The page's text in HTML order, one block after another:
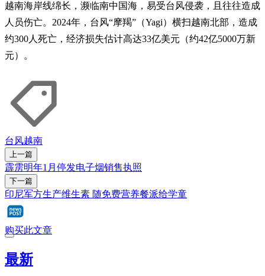
越南海岸线绵长，濒临南中国海，易受台风侵袭，且往往造成
人员伤亡。2024年，台风“摩羯”（Yagi）横扫越南北部，造成
约300人死亡，经济损失估计高达33亿美元（约42亿5000万新
元）。
台风越南
上一篇
霹雳明年1月停发电子烟销售执照
下一篇
印尼军方生产维生素 随免费营养餐派给学童
购买此文章
最新